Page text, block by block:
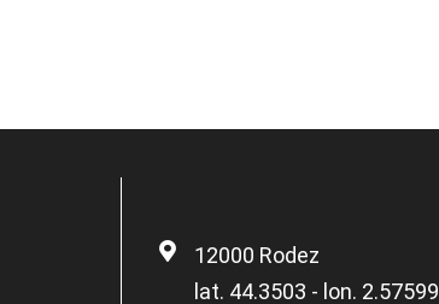
12000 Rodez
lat. 44.3503 - lon. 2.57599